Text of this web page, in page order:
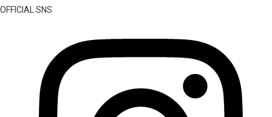
OFFICIAL SNS